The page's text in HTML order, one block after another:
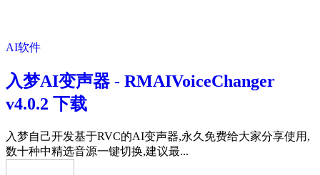
AI软件
入梦AI变声器 - RMAIVoiceChanger
v4.0.2 下载
入梦自己开发基于RVC的AI变声器,永久免费给大家分享使用,
数十种中精选音源一键切换,建议最...